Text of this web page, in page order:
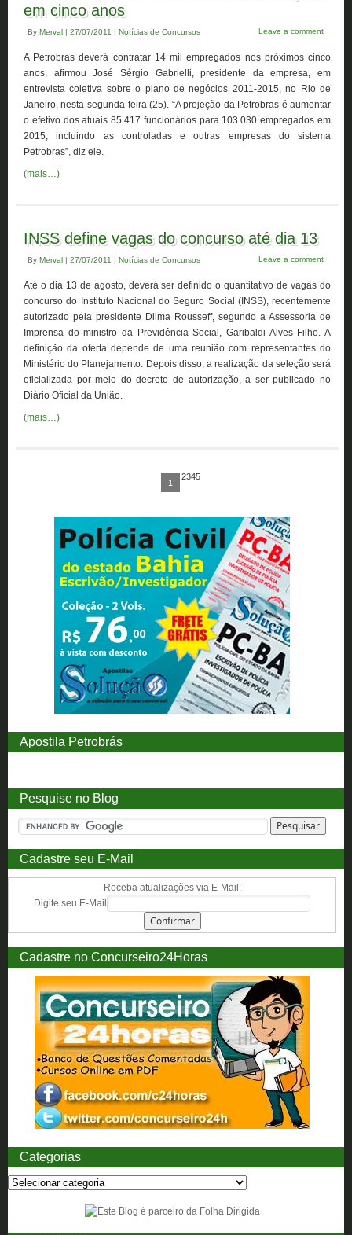
em cinco anos
By Merval | 27/07/2011 | Notícias de Concursos Leave a comment
A Petrobras deverá contratar 14 mil empregados nos próximos cinco
anos, afirmou José Sérgio Gabrielli, presidente da empresa, em
entrevista coletiva sobre o plano de negócios 2011-2015, no Rio de
Janeiro, nesta segunda-feira (25). “A projeção da Petrobras é aumentar
o efetivo dos atuais 85.417 funcionários para 103.030 empregados em
2015, incluindo as controladas e outras empresas do sistema
Petrobras”, diz ele.
(mais…)
INSS define vagas do concurso até dia 13
By Merval | 27/07/2011 | Notícias de Concursos Leave a comment
Até o dia 13 de agosto, deverá ser definido o quantitativo de vagas do
concurso do Instituto Nacional do Seguro Social (INSS), recentemente
autorizado pela presidente Dilma Rousseff, segundo a Assessoria de
Imprensa do ministro da Previdência Social, Garibaldi Alves Filho. A
definição da oferta depende de uma reunião com representantes do
Ministério do Planejamento. Depois disso, a realização da seleção será
oficializada por meio do decreto de autorização, a ser publicado no
Diário Oficial da União.
(mais…)
1
2345
Apostila Petrobrás
Pesquise no Blog
Cadastre seu E-Mail
Receba atualizações via E-Mail:
Digite seu E-Mail
Cadastre no Concurseiro24Horas
Categorias